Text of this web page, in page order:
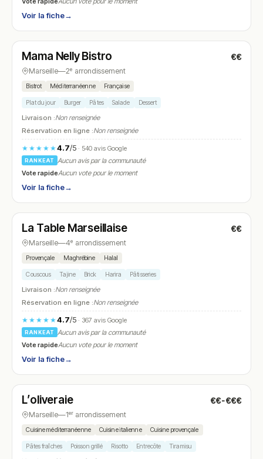
Voir la fiche→
N° 14
Mama Nelly Bistro €€
Marseille—2ᵉ arrondissement
Bistrot Méditerranéenne Française
Plat du jour Burger Pâtes Salade Dessert
Livraison :Non renseignée
Réservation en ligne :Non renseignée
★★★★★4.7/5· 540 avis Google
RANKEAT
Aucun avis par la communauté
Vote rapideAucun vote pour le moment
Voir la fiche→
N° 15
La Table Marseillaise €€
Marseille—4ᵉ arrondissement
Provençale Maghrébine Halal
Couscous Tajine Brick Harira Pâtisseries
Livraison :Non renseignée
Réservation en ligne :Non renseignée
★★★★★4.7/5· 367 avis Google
RANKEAT
Aucun avis par la communauté
Vote rapideAucun vote pour le moment
Voir la fiche→
N° 16
L’oliveraie €€-€€€
Marseille—1ᵉʳ arrondissement
Cuisine méditerranéenne Cuisine italienne Cuisine provençale
Pâtes fraîches Poisson grillé Risotto Entrecôte Tiramisu